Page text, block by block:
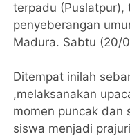
terpadu (Puslatpur),
penyeberangan
Madura. Sabtu (20/
Ditempat inilah
,melaksanakan
momen puncak dan
siswa menjadi